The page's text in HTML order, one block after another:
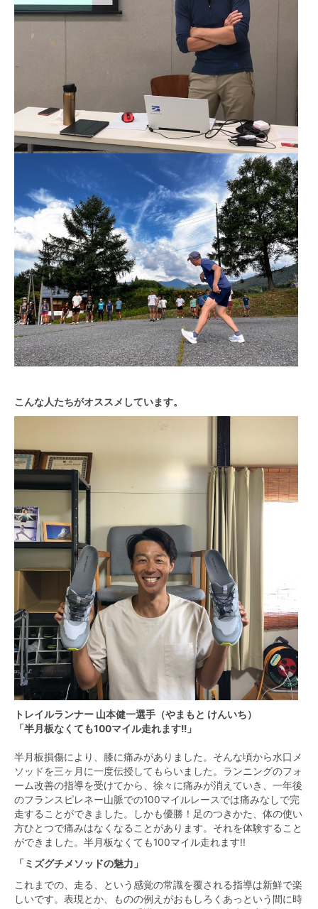
こんな人たちがオススメしています。
トレイルランナー 山本健一選手（やまもと けんいち）
「半月板なくても100マイル走れます!!」
半月板損傷により、膝に痛みがありました。そんな頃から水口メ
ソッドを三ヶ月に一度伝授してもらいました。ランニングのフォ
ーム改善の指導を受けてから、徐々に痛みが消えていき、一年後
のフランスピレネー山脈での100マイルレースでは痛みなしで完
走することができました。しかも優勝！足のつきかた、体の使い
方ひとつで痛みはなくなることがあります。それを体験すること
ができました。半月板なくても100マイル走れます!!
「ミズグチメソッドの魅力」
これまでの、走る、という感覚の常識を覆される指導は新鮮で楽
しいです。表現とか、ものの例えがおもしろくあっという間に時